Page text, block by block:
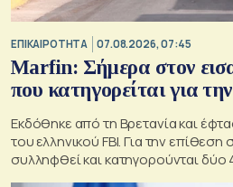
ΕΠΙΚΑΙΡΟΤΗΤΑ 07.08.2026, 07:45
Marfin: Σήμερα στον
που κατηγορείται για
Εκδόθηκε από τη Βρετανία και
του ελληνικού FBI. Για την
συλληφθεί και κατηγορούνται δύο